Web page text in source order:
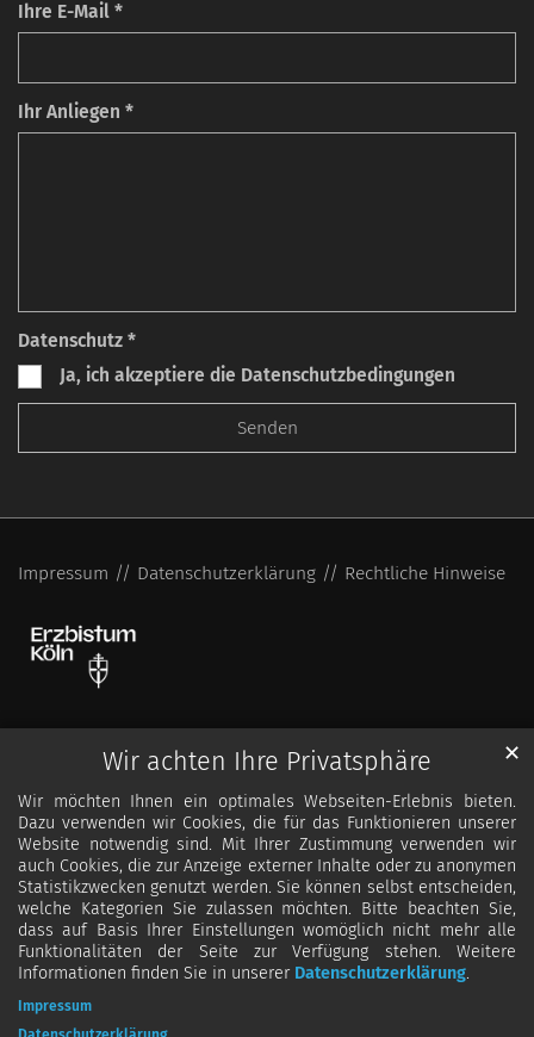
Wir achten Ihre Privatsphäre
Wir möchten Ihnen ein optimales Webseiten-Erlebnis bieten.
Dazu verwenden wir Cookies, die für das Funktionieren unserer
Website notwendig sind. Mit Ihrer Zustimmung verwenden wir
auch Cookies, die zur Anzeige externer Inhalte oder zu anonymen
Statistikzwecken genutzt werden. Sie können selbst entscheiden,
welche Kategorien Sie zulassen möchten. Bitte beachten Sie,
dass auf Basis Ihrer Einstellungen womöglich nicht mehr alle
Funktionalitäten der Seite zur Verfügung stehen. Weitere
Informationen finden Sie in unserer Datenschutzerklärung.
✕
Impressum
Ihre E-Mail *
Ihr Anliegen *
Datenschutz *
Ja, ich akzeptiere die Datenschutzbedingungen
Impressum Datenschutzerklärung Rechtliche Hinweise